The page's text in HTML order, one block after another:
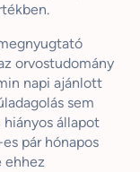
orvostudomány
napi ajánlott
sem
állapot
pár hónapos
ehhez